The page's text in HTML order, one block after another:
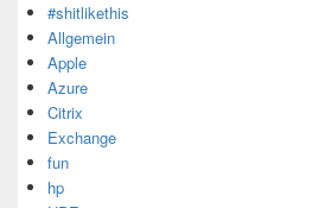
#shitlikethis
Allgemein
Apple
Azure
Citrix
Exchange
fun
hp